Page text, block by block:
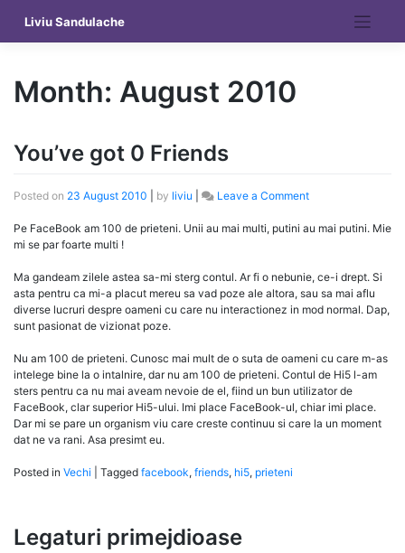
content
Liviu Sandulache
Month: August 2010
You’ve got 0 Friends
Posted on 23 August 2010 by liviu Leave a Commenton
got
Pe FaceBook am 100 de prieteni. Unii au mai multi, putini au mai putini. Mie
mi se par foarte multi !
Ma gandeam zilele astea sa-mi sterg contul. Ar fi o nebunie, ce-i drept. Si
asta pentru ca mi-a placut mereu sa vad poze ale altora, sau sa mai aflu
diverse lucruri despre oameni cu care nu interactionez in mod normal. Dap,
sunt pasionat de vizionat poze.
Nu am 100 de prieteni. Cunosc mai mult de o suta de oameni cu care m-as
intelege bine la o intalnire, dar nu am 100 de prieteni. Contul de Hi5 l-am
sters pentru ca nu mai aveam nevoie de el, fiind un bun utilizator de
FaceBook, clar superior Hi5-ului. Imi place FaceBook-ul, chiar imi place.
Dar mi se pare un organism viu care creste continuu si care la un moment
dat ne va rani. Asa presimt eu.
Posted in Vechi Tagged facebook, friends, hi5, prieteni
Legaturi primejdioase